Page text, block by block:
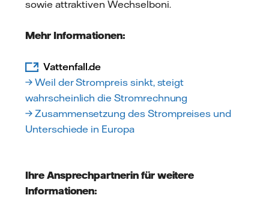
sowie attraktiven Wechselboni.
Mehr Informationen:
Vattenfall.de
→ Weil der Strompreis sinkt, steigt
wahrscheinlich die Stromrechnung
→ Zusammensetzung des Strompreises und
Unterschiede in Europa
Ihre Ansprechpartnerin für weitere
Informationen: